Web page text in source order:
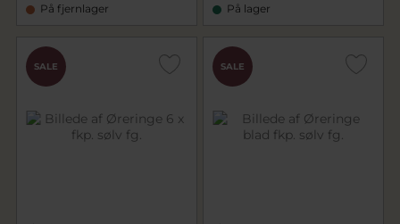
På fjernlager På lager
SALE SALE